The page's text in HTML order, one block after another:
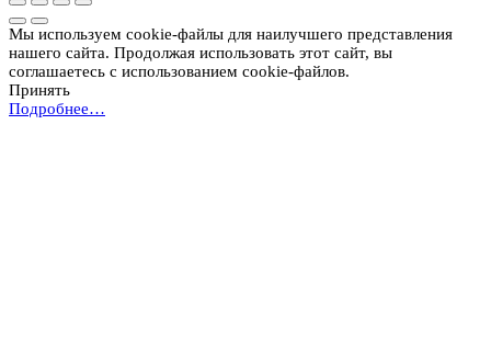
Мы используем cookie-файлы для наилучшего представления
нашего сайта. Продолжая использовать этот сайт, вы
соглашаетесь с использованием cookie-файлов.
Принять
Подробнее…